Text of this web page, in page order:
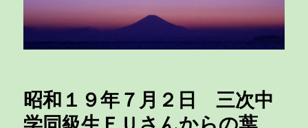
昭和１９年７月２日 三次中